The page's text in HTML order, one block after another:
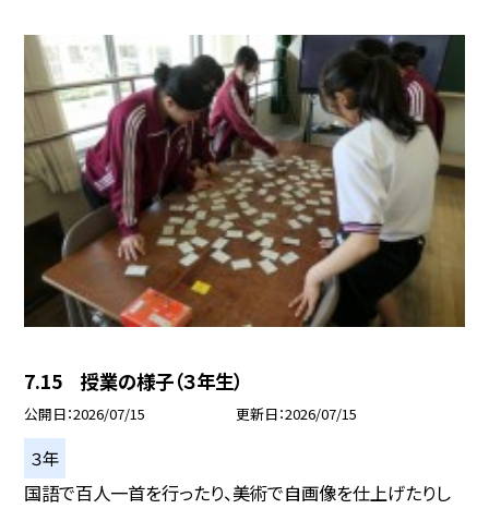
7.15 授業の様子（３年生）
公開日 2026/07/15 更新日 2026/07/15
３年
国語で百人一首を行ったり、美術で自画像を仕上げたりし